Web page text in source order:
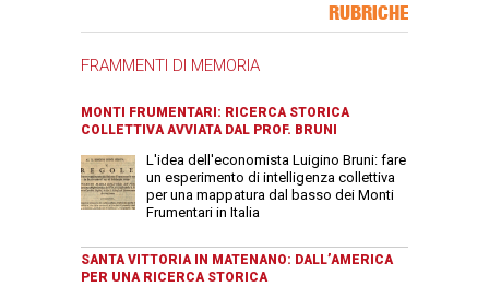
RUBRICHE
FRAMMENTI DI MEMORIA
MONTI FRUMENTARI: RICERCA STORICA
COLLETTIVA AVVIATA DAL PROF. BRUNI
L'idea dell'economista Luigino Bruni: fare
un esperimento di intelligenza collettiva
per una mappatura dal basso dei Monti
Frumentari in Italia
SANTA VITTORIA IN MATENANO: DALL’AMERICA
PER UNA RICERCA STORICA